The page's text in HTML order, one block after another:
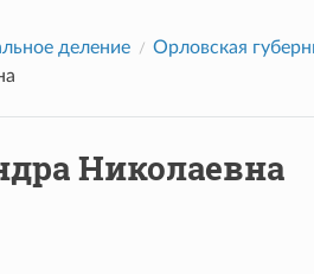
деление Орловская
Николаевна